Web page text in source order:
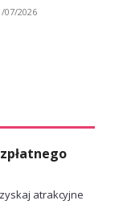
07/2026
atrakcyjne